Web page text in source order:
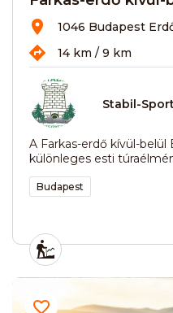
1046 Budapest
14 km / 9 km
Stabil-
A Farkas-erdő kívül-
különleges esti
Budapest